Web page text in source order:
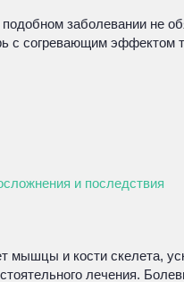
заболевании не
с согревающим эффектом
и последствия
мышцы и кости скелета,
лечения.